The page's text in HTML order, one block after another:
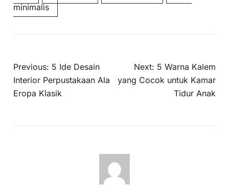
minimalis
Previous: 5 Ide Desain
Interior Perpustakaan Ala
Eropa Klasik
Next: 5 Warna Kalem
yang Cocok untuk Kamar
Tidur Anak